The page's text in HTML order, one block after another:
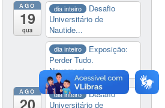
AGO
19
qua
dia inteiro
Desafio
Universitário de
Nautide...
dia inteiro
Exposição:
Perder Tudo.
Novament...
AGO
20
dia inteiro
Desafio
Universitário de